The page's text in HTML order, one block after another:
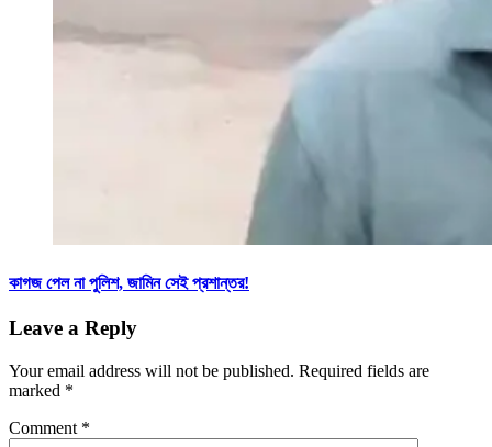
কাগজ পেল না পুলিশ, জামিন সেই প্রশান্তর!
Leave a Reply
Your email address will not be published. Required fields are
marked *
Comment *